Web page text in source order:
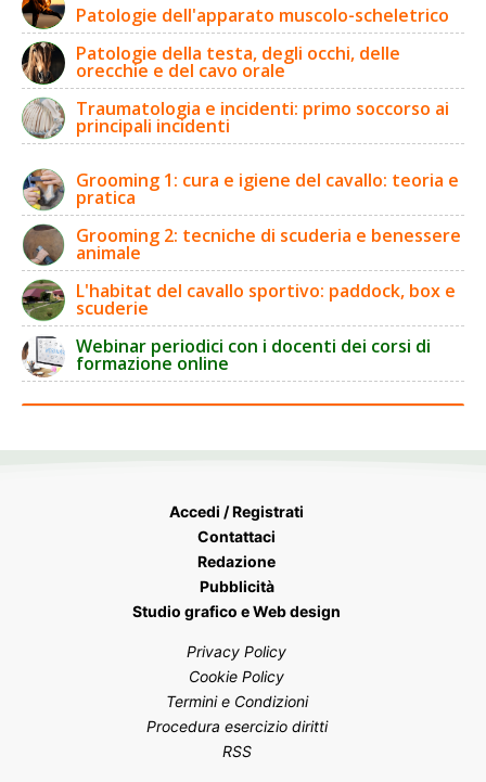
Patologie dell'apparato muscolo-scheletrico
Patologie della testa, degli occhi, delle
orecchie e del cavo orale
Traumatologia e incidenti: primo soccorso ai
principali incidenti
Grooming 1: cura e igiene del cavallo: teoria e
pratica
Grooming 2: tecniche di scuderia e benessere
animale
L'habitat del cavallo sportivo: paddock, box e
scuderie
Webinar periodici con i docenti dei corsi di
formazione online
Accedi / Registrati
Contattaci
Redazione
Pubblicità
Studio grafico e Web design
Privacy Policy
Cookie Policy
Termini e Condizioni
Procedura esercizio diritti
RSS